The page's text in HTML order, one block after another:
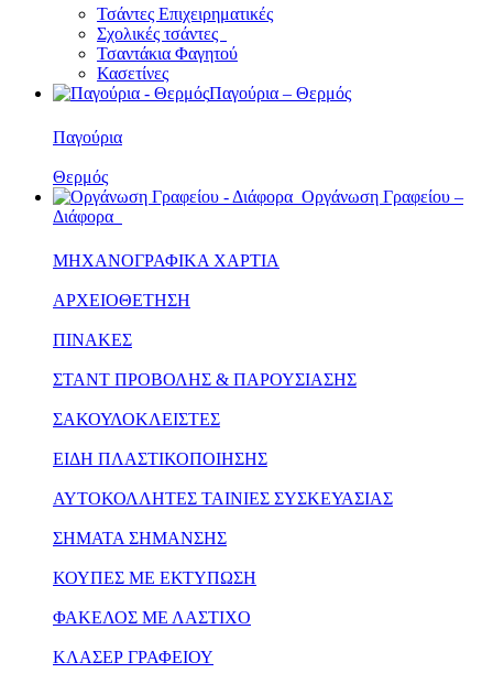
Τσάντες Επιχειρηματικές
Σχολικές τσάντες
Τσαντάκια Φαγητού
Κασετίνες
Παγούρια – Θερμός
Παγούρια
Θερμός
Οργάνωση Γραφείου –
Διάφορα
ΜΗΧΑΝΟΓΡΑΦΙΚΑ ΧΑΡΤΙΑ
ΑΡΧΕΙΟΘΕΤΗΣΗ
ΠΙΝΑΚΕΣ
ΣΤΑΝΤ ΠΡΟΒΟΛΗΣ & ΠΑΡΟΥΣΙΑΣΗΣ
ΣΑΚΟΥΛΟΚΛΕΙΣΤΕΣ
ΕΙΔΗ ΠΛΑΣΤΙΚΟΠΟΙΗΣΗΣ
ΑΥΤΟΚΟΛΛΗΤΕΣ ΤΑΙΝΙΕΣ ΣΥΣΚΕΥΑΣΙΑΣ
ΣΗΜΑΤΑ ΣΗΜΑΝΣΗΣ
ΚΟΥΠΕΣ ΜΕ ΕΚΤΥΠΩΣΗ
ΦΑΚΕΛΟΣ ΜΕ ΛΑΣΤΙΧΟ
ΚΛΑΣΕΡ ΓΡΑΦΕΙΟΥ